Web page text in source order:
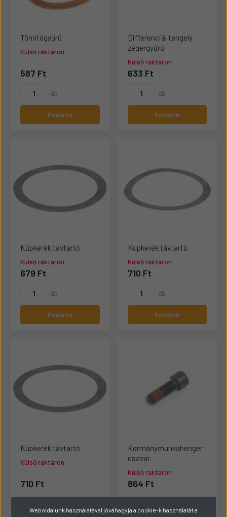
Tömítőgyűrű
Külső raktáron
587 Ft
db
Kosárba
Differenciál tengely
zégergyűrű
Külső raktáron
633 Ft
db
Kosárba
Kúpkerék távtartó
Külső raktáron
679 Ft
db
Kosárba
Kúpkerék távtartó
Külső raktáron
710 Ft
db
Kosárba
Kúpkerék távtartó
Külső raktáron
710 Ft
Kormánymunkahenger
csavar
Külső raktáron
864 Ft
Weboldalunk használatával jóváhagyja a cookie-k használatát a